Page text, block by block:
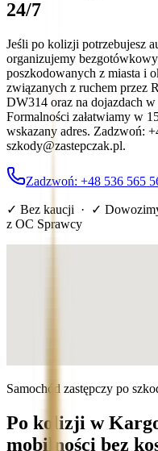
24/7
Jeśli po kolizji potrzebujesz
organizujemy
poszkodowanych z miasta i
związanych z ruchem przez
DW314 oraz na dojazdach
Formalności załatwiamy w
wskazany adres. Zadzwoń:
szkody@zastepczak.pl.
Zadzwoń: +48 536 565
✓ Bez kaucji · ✓
z OC Sprawcy
Samochód zastępczy po
Po kolizji w
mobilności bez